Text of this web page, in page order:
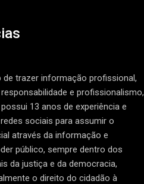
de trazer informação profissional,
e profissionalismo,
13 anos de experiência e
sociais para assumir o
através da informação e
público, sempre dentro dos
da justiça e da democracia,
o direito do cidadão à